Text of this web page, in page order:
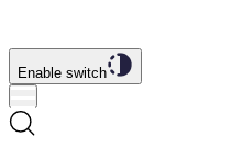
Enable switch